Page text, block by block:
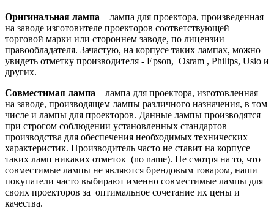
Оригинальная лампа – лампа для проектора, произведенная
на заводе изготовителе проекторов соответствующей
торговой марки или стороннем заводе, по лицензии
правообладателя. Зачастую, на корпусе таких лампах, можно
увидеть отметку производителя - Epson, Osram , Philips, Usio и
других.
Совместимая лампа – лампа для проектора, изготовленная
на заводе, производящем лампы различного назначения, в том
числе и лампы для проекторов. Данные лампы производятся
при строгом соблюдении установленных стандартов
производства для обеспечения необходимых технических
характеристик. Производитель часто не ставит на корпусе
таких ламп никаких отметок (no name). Не смотря на то, что
совместимые лампы не являются брендовым товаром, наши
покупатели часто выбирают именно совместимые лампы для
своих проекторов за оптимальное сочетание их цены и
качества.